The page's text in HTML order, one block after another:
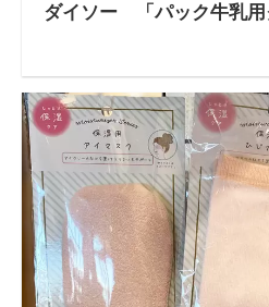
ダイソー 「パック牛乳用